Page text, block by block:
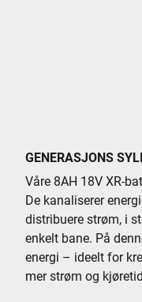
GENERASJONS
Våre 8AH 18V XR-
De kanaliserer
distribuere strøm, i
enkelt bane. På
energi – ideelt for
mer strøm og